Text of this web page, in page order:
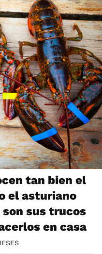
tan bien el
el asturiano
sus trucos
en casa